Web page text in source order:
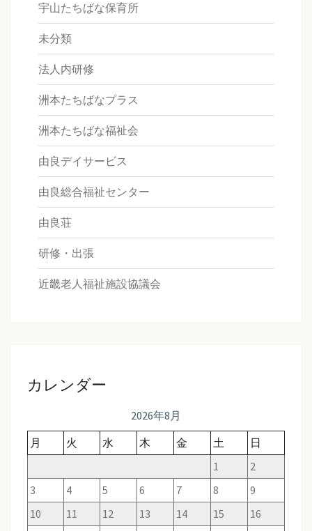
宇山たちばな保育所
未分類
法人内研修
洲本たちばなプラス
洲本たちばな福祉会
由良デイサービス
由良総合福祉センター
由良荘
研修・出張
近畿老人福祉施設協議会
カレンダー
2026年8月
月
火 水 木 金 土
日
1
2
3
4 5 6 7 8
9
10
11 12 13 14 15
16